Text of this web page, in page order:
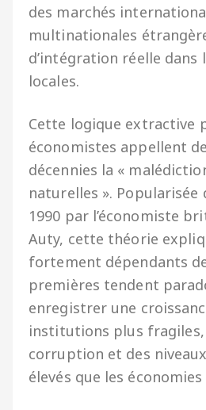
des marchés
multinationales
d’intégration réelle dans
locales.
Cette logique extractive
économistes appellent
décennies la «
naturelles ». Popularisée
1990 par l’économiste
Auty, cette théorie
fortement dépendants
premières tendent
enregistrer une
institutions plus fragiles,
corruption et des
élevés que les